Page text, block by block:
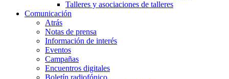
Talleres y asociaciones de talleres
Comunicación
Atrás
Notas de prensa
Información de interés
Eventos
Campañas
Encuentros digitales